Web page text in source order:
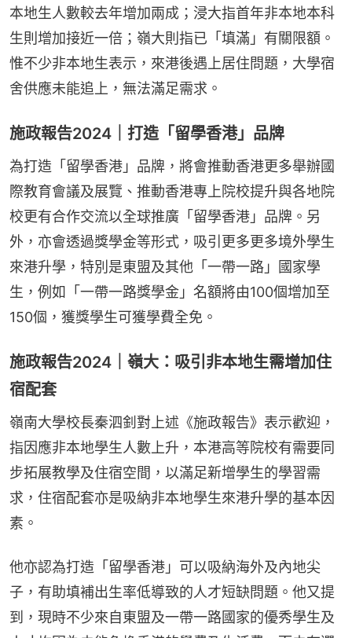
本地生人數較去年增加兩成；浸大指首年非本地本科
生則增加接近一倍；嶺大則指已「填滿」有關限額。
惟不少非本地生表示，來港後遇上居住問題，大學宿
舍供應未能追上，無法滿足需求。
施政報告2024｜打造「留學香港」品牌
為打造「留學香港」品牌，將會推動香港更多舉辦國
際教育會議及展覽、推動香港專上院校提升與各地院
校更有合作交流以全球推廣「留學香港」品牌。另
外，亦會透過獎學金等形式，吸引更多更多境外學生
來港升學，特別是東盟及其他「一帶一路」國家學
生，例如「一帶一路獎學金」名額將由100個增加至
150個，獲獎學生可獲學費全免。
施政報告2024｜嶺大：吸引非本地生需增加住
宿配套
嶺南大學校長秦泗釗對上述《施政報告》表示歡迎，
指因應非本地學生人數上升，本港高等院校有需要同
步拓展教學及住宿空間，以滿足新增學生的學習需
求，住宿配套亦是吸納非本地學生來港升學的基本因
素。
他亦認為打造「留學香港」可以吸納海外及內地尖
子，有助填補出生率低導致的人才短缺問題。他又提
到，現時不少來自東盟及一帶一路國家的優秀學生及